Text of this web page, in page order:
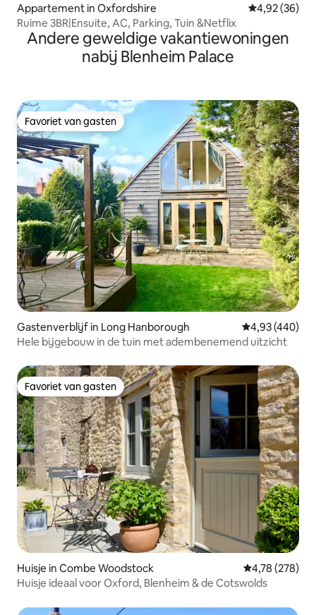
Appartement in Oxfordshire Gemiddelde
4,92 (36)
Ruime 3BR|Ensuite, AC, Parking, Tuin &Netflix
Andere geweldige vakantiewoningen
nabij Blenheim Palace
Favoriet van gasten
Favoriet van gasten
Gastenverblijf in Long Hanborough Gemiddelde
4,93 (440)
Hele bijgebouw in de tuin met adembenemend uitzicht
Favoriet van gasten
Favoriet van gasten
Huisje in Combe Woodstock Gemiddelde
4,78 (278)
Huisje ideaal voor Oxford, Blenheim & de Cotswolds